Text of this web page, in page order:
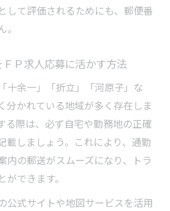
して評価されるためにも、郵便番
Ｐ求人応募に活かす方法
十余一」「折立」「河原子」な
分かれている地域が多く存在しま
る際は、必ず自宅や勤務地の正確
載しましょう。これにより、通勤
内の郵送がスムーズになり、トラ
できます。
公式サイトや地図サービスを活用